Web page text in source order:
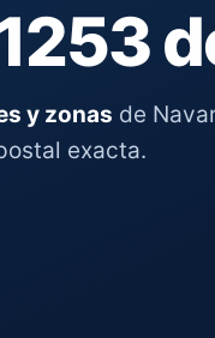
y zonas de
exacta.